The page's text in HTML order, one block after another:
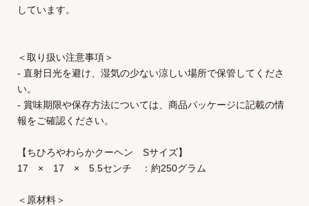
しています。
＜取り扱い注意事項＞
- 直射日光を避け、湿気の少ない涼しい場所で保管してくださ
い。
- 賞味期限や保存方法については、商品パッケージに記載の情
報をご確認ください。
【ちひろやわらかクーヘン Sサイズ】
17 × 17 × 5.5センチ ：約250グラム
＜原材料＞